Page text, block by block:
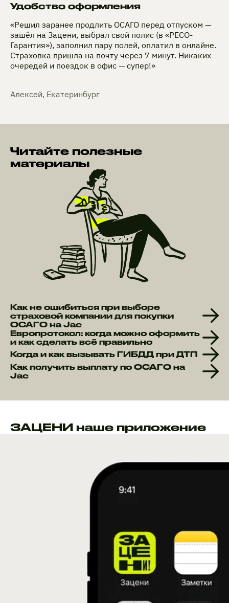
Удобство оформления
«Решил заранее продлить ОСАГО перед отпуском —
зашёл на Зацени, выбрал свой полис (в «РЕСО-
Гарантия»), заполнил пару полей, оплатил в онлайне.
Страховка пришла на почту через 7 минут. Никаких
очередей и поездок в офис — супер!»
Алексей, Екатеринбург
Читайте полезные
материалы
Как не ошибиться при выборе
страховой компании для покупки
ОСАГО на Jac
Европротокол: когда можно оформить
и как сделать всё правильно
Когда и как вызывать ГИБДД при ДТП
Как получить выплату по ОСАГО на
Jac
ЗАЦЕНИ наше приложение